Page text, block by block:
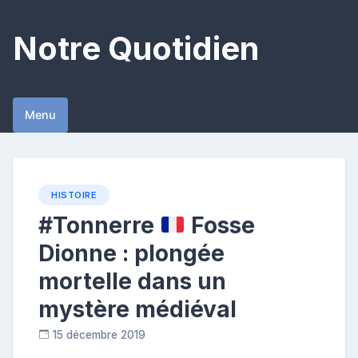
content
Notre Quotidien
Menu
HISTOIRE
#Tonnerre
Fosse
Dionne : plongée
mortelle dans un
mystère médiéval
15 décembre 2019